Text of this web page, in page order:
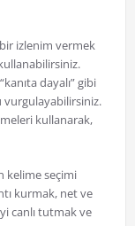
izlenim vermek
dayalı” gibi
kullanarak,
kelime seçimi
kurmak, net ve
canlı tutmak ve